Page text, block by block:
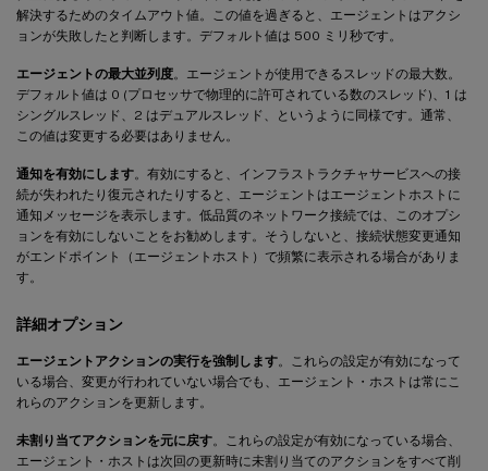
解決するためのタイムアウト値。この値を過ぎると、エージェントはアクシ
ョンが失敗したと判断します。デフォルト値は 500 ミリ秒です。
エージェントの最大並列度。エージェントが使用できるスレッドの最大数。
デフォルト値は 0 (プロセッサで物理的に許可されている数のスレッド)、1 は
シングルスレッド、2 はデュアルスレッド、というように同様です。通常、
この値は変更する必要はありません。
通知を有効にします。有効にすると、インフラストラクチャサービスへの接
続が失われたり復元されたりすると、エージェントはエージェントホストに
通知メッセージを表示します。低品質のネットワーク接続では、このオプシ
ョンを有効にしないことをお勧めします。そうしないと、接続状態変更通知
がエンドポイント（エージェントホスト）で頻繁に表示される場合がありま
す。
詳細オプション
エージェントアクションの実行を強制します。これらの設定が有効になって
いる場合、変更が行われていない場合でも、エージェント・ホストは常にこ
れらのアクションを更新します。
未割り当てアクションを元に戻す。これらの設定が有効になっている場合、
エージェント・ホストは次回の更新時に未割り当てのアクションをすべて削